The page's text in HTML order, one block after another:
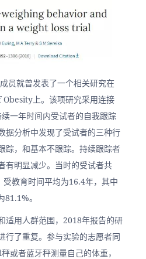
员就曾发表了一个相关研究在
上。该项研究采用连接
一年时间内受试者的自我跟踪
据分析中发现了受试者的三种行
踪，和基本不跟踪。持续跟踪者
有明显减少。当时的受试者共
教育时间平均为16.4年，其中
。
适用人群范围，2018年报告的研
行了重复。参与实验的志愿者同
或者蓝牙秤测量自己的体重，